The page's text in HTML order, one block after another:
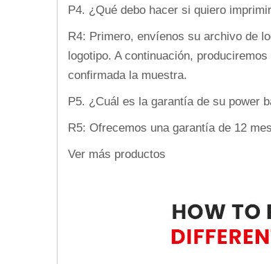
P4. ¿Qué debo hacer si quiero
R4: Primero, envíenos su archivo de
logotipo. A continuación,
confirmada la muestra.
P5. ¿Cuál es la garantía de su power
R5: Ofrecemos una garantía de 12
Ver más productos